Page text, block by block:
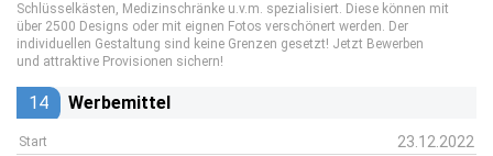
Schlüsselkästen, Medizinschränke u.v.m. spezialisiert. Diese können mit
über 2500 Designs oder mit eignen Fotos verschönert werden. Der
individuellen Gestaltung sind keine Grenzen gesetzt! Jetzt Bewerben
und attraktive Provisionen sichern!
14 Werbemittel
Start 23.12.2022